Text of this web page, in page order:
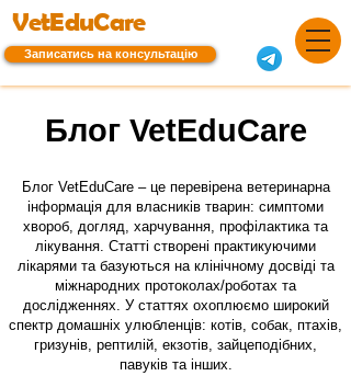
VetEduCare
Записатись на консультацію
Блог VetEduCare
Блог VetEduCare – це перевірена ветеринарна
інформація для власників тварин: симптоми
хвороб, догляд, харчування, профілактика та
лікування. Статті створені практикуючими
лікарями та базуються на клінічному досвіді та
міжнародних протоколах/роботах та
дослідженнях. У статтях охоплюємо широкий
спектр домашніх улюбленців: котів, собак, птахів,
гризунів, рептилій, екзотів, зайцеподібних,
павуків та інших.